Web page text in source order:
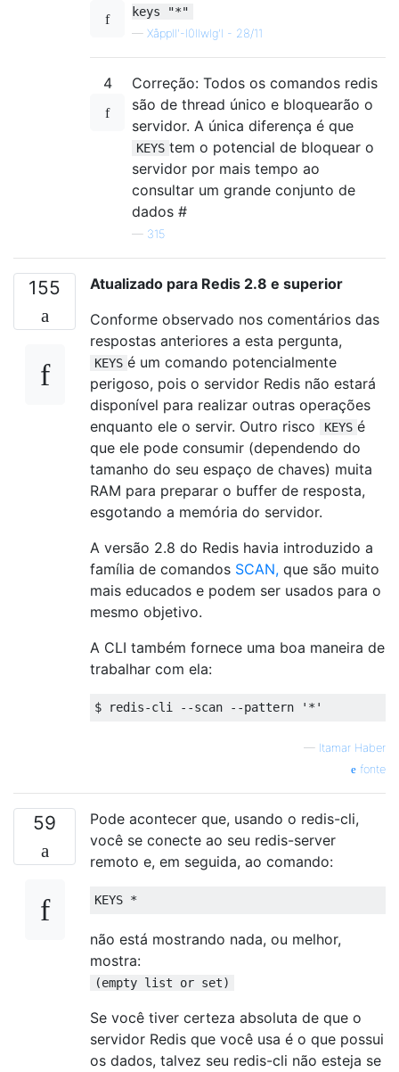
keys "*"
— XåpplI'-I0llwlg'I - 28/11
4
Correção: Todos os comandos redis
são de thread único e bloquearão o
servidor. A única diferença é que
KEYS tem o potencial de bloquear o
servidor por mais tempo ao
consultar um grande conjunto de
dados #
— 315
155
Atualizado para Redis 2.8 e superior
Conforme observado nos comentários das
respostas anteriores a esta pergunta,
KEYS é um comando potencialmente
perigoso, pois o servidor Redis não estará
disponível para realizar outras operações
enquanto ele o servir. Outro risco
KEYS é
que ele pode consumir (dependendo do
tamanho do seu espaço de chaves) muita
RAM para preparar o buffer de resposta,
esgotando a memória do servidor.
A versão 2.8 do Redis havia introduzido a
família de comandos SCAN, que são muito
mais educados e podem ser usados ​​para o
mesmo objetivo.
A CLI também fornece uma boa maneira de
trabalhar com ela:
— Itamar Haber
fonte
59
Pode acontecer que, usando o redis-cli,
você se conecte ao seu redis-server
remoto e, em seguida, ao comando:
não está mostrando nada, ou melhor,
mostra:
(empty list or set)
Se você tiver certeza absoluta de que o
servidor Redis que você usa é o que possui
os dados, talvez seu redis-cli não esteja se